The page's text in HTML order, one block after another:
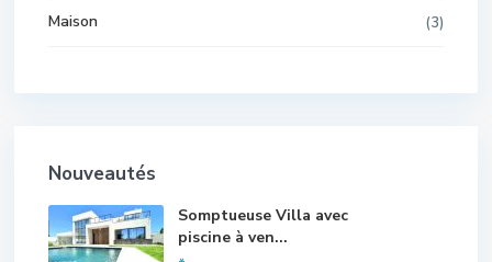
Maison (3)
Nouveautés
Somptueuse Villa avec
piscine à ven...